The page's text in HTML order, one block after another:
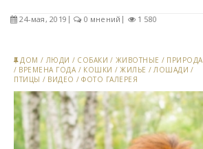
24-мая, 2019 0 мнений 1 580
ДОМ / ЛЮДИ / СОБАКИ / ЖИВОТНЫЕ / ПРИРОДА
/ ВРЕМЕНА ГОДА / КОШКИ /ЖИЛЬЕ /ЛОШАДИ /
ПТИЦЫ / ВИДЕО /ФОТО ГАЛЕРЕЯ